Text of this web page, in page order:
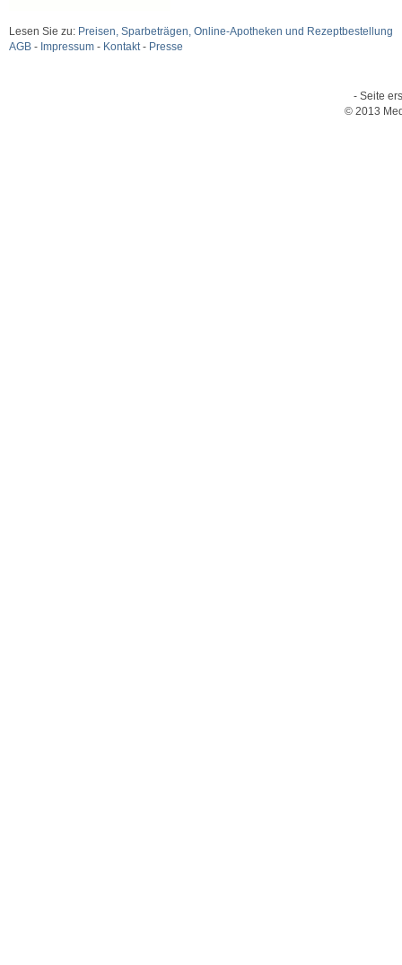
Lesen Sie zu: Preisen, Sparbeträgen, Online-Apotheken und Rezeptbestellung
AGB - Impressum - Kontakt- Presse
- Seite
© 2013